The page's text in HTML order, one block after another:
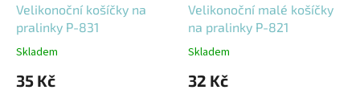
Velikonoční košíčky na
pralinky P-831
Skladem
35 Kč
Velikonoční malé košíčky
na pralinky P-821
Skladem
32 Kč